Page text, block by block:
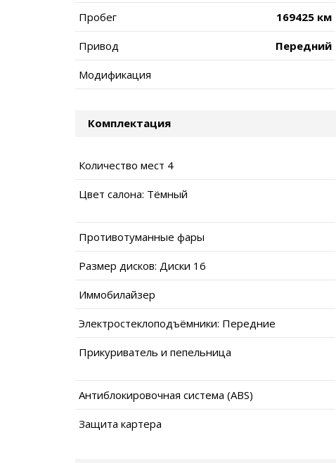
Пробег 169425 км
Привод Передний
Модификация
Комплектация
Количество мест 4
Цвет салона: Тёмный
Противотуманные фары
Размер дисков: Диски 16
Иммобилайзер
Электростеклоподъёмники: Передние
Прикуриватель и пепельница
Антиблокировочная система (ABS)
Защита картера